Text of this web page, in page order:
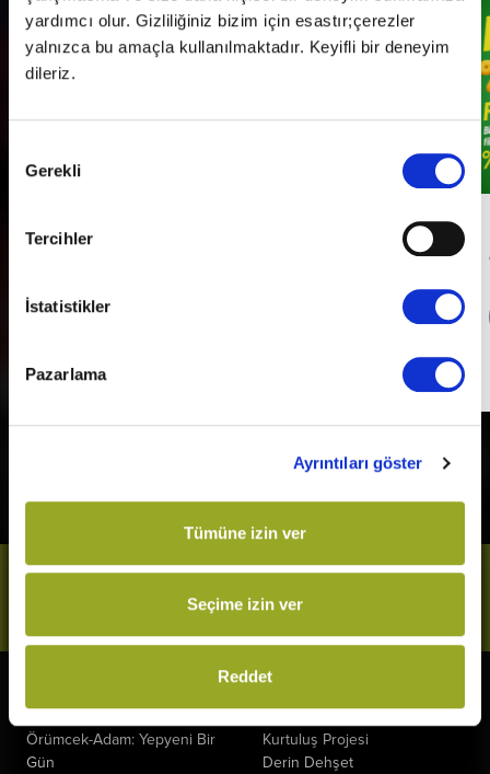
yardımcı olur. Gizliliğiniz bizim için esastır;çerezler
yalnızca bu amaçla kullanılmaktadır. Keyifli bir deneyim
dileriz.
Seçimi
Gerekli
Tercihler
İstatistikler
Pazarlama
Ayrıntıları göster
Tümüne izin ver
Seçime izin ver
Reddet
Her Pazartesi Halk Günü!
Bizi Takip Et
Vizyonda
Örümcek-Adam: Yepyeni Bir
Gün
Yakında
Kurtuluş Projesi
Derin Dehşet